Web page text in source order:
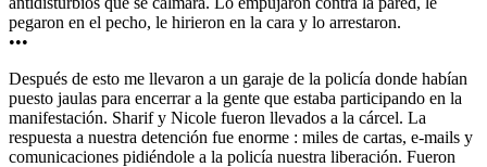
pegaron en el pecho, le hirieron en la cara y lo arrestaron.
•••
Después de esto me llevaron a un garaje de la policía donde habían
puesto jaulas para encerrar a la gente que estaba participando en la
manifestación. Sharif y Nicole fueron llevados a la cárcel. La
respuesta a nuestra detención fue enorme : miles de cartas, e-mails y
comunicaciones pidiéndole a la policía nuestra liberación. Fueron